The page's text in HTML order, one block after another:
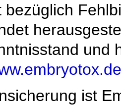
bezüglich
und
ist